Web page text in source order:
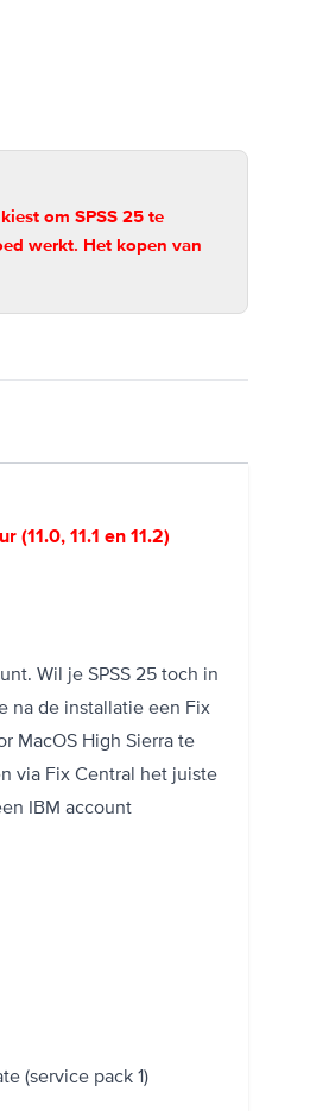
om SPSS 25 te
werkt. Het kopen van
(11.0, 11.1 en 11.2)
Wil je SPSS 25 toch in
na de installatie een Fix
MacOS High Sierra te
via Fix Central het juiste
IBM account
(service pack 1)